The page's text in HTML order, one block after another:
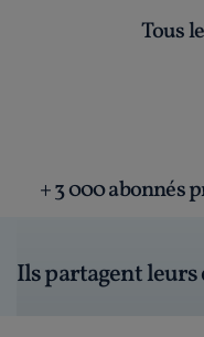
Tous
+ 3 000 abonnés
Ils partagent